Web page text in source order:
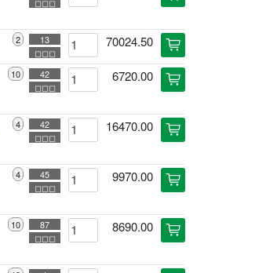
2
13
◻◻◻
70024.50 cart
10
42
◻◻◻
6720.00 cart
4
42
◻◻◻
16470.00 cart
4
45
◻◻◻
9970.00 cart
10
87
◻◻◻
8690.00 cart